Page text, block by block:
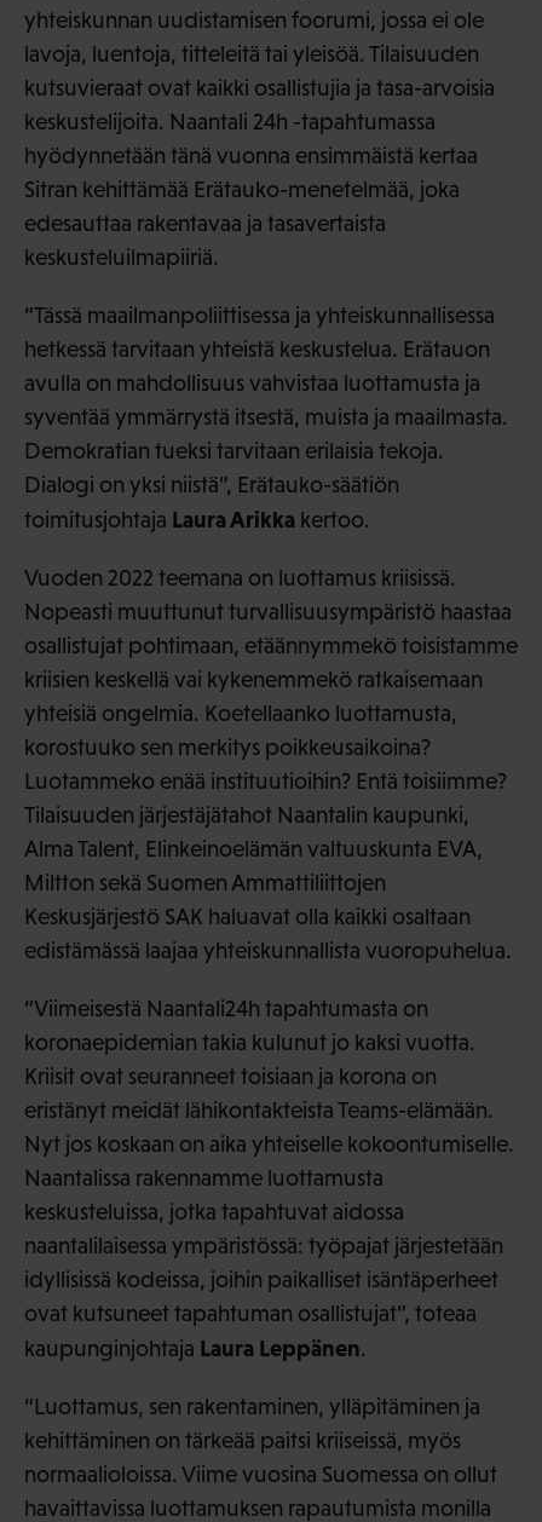
yhteiskunnan uudistamisen foorumi, jossa ei ole
lavoja, luentoja, titteleitä tai yleisöä. Tilaisuuden
kutsuvieraat ovat kaikki osallistujia ja tasa-arvoisia
keskustelijoita. Naantali 24h -tapahtumassa
hyödynnetään tänä vuonna ensimmäistä kertaa
Sitran kehittämää Erätauko-menetelmää, joka
edesauttaa rakentavaa ja tasavertaista
keskusteluilmapiiriä.
“Tässä maailmanpoliittisessa ja yhteiskunnallisessa
hetkessä tarvitaan yhteistä keskustelua. Erätauon
avulla on mahdollisuus vahvistaa luottamusta ja
syventää ymmärrystä itsestä, muista ja maailmasta.
Demokratian tueksi tarvitaan erilaisia tekoja.
Dialogi on yksi niistä”, Erätauko-säätiön
toimitusjohtaja Laura Arikka kertoo.
Vuoden 2022 teemana on luottamus kriisissä.
Nopeasti muuttunut turvallisuusympäristö haastaa
osallistujat pohtimaan, etäännymmekö toisistamme
kriisien keskellä vai kykenemmekö ratkaisemaan
yhteisiä ongelmia. Koetellaanko luottamusta,
korostuuko sen merkitys poikkeusaikoina?
Luotammeko enää instituutioihin? Entä toisiimme?
Tilaisuuden järjestäjätahot Naantalin kaupunki,
Alma Talent, Elinkeinoelämän valtuuskunta EVA,
Miltton sekä Suomen Ammattiliittojen
Keskusjärjestö SAK haluavat olla kaikki osaltaan
edistämässä laajaa yhteiskunnallista vuoropuhelua.
“Viimeisestä Naantali24h tapahtumasta on
koronaepidemian takia kulunut jo kaksi vuotta.
Kriisit ovat seuranneet toisiaan ja korona on
eristänyt meidät lähikontakteista Teams-elämään.
Nyt jos koskaan on aika yhteiselle kokoontumiselle.
Naantalissa rakennamme luottamusta
keskusteluissa, jotka tapahtuvat aidossa
naantalilaisessa ympäristössä: työpajat järjestetään
idyllisissä kodeissa, joihin paikalliset isäntäperheet
ovat kutsuneet tapahtuman osallistujat”, toteaa
kaupunginjohtaja Laura Leppänen.
“Luottamus, sen rakentaminen, ylläpitäminen ja
kehittäminen on tärkeää paitsi kriiseissä, myös
normaalioloissa. Viime vuosina Suomessa on ollut
havaittavissa luottamuksen rapautumista monilla